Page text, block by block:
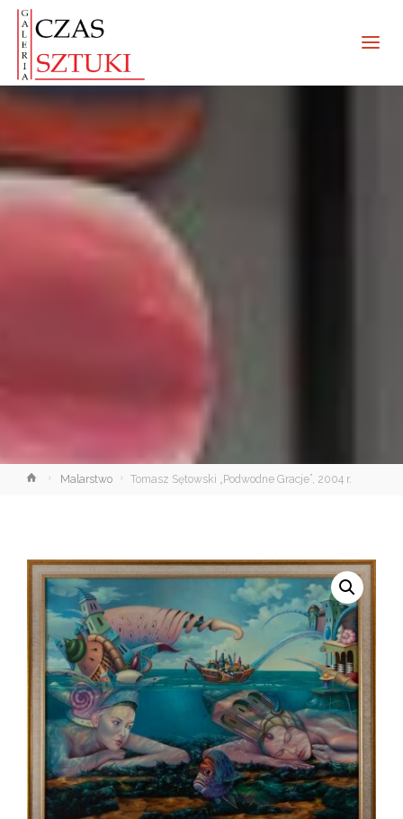
StronaMalarstwo Tomasz Sętowski „Podwodne Gracje”, 2004 r.